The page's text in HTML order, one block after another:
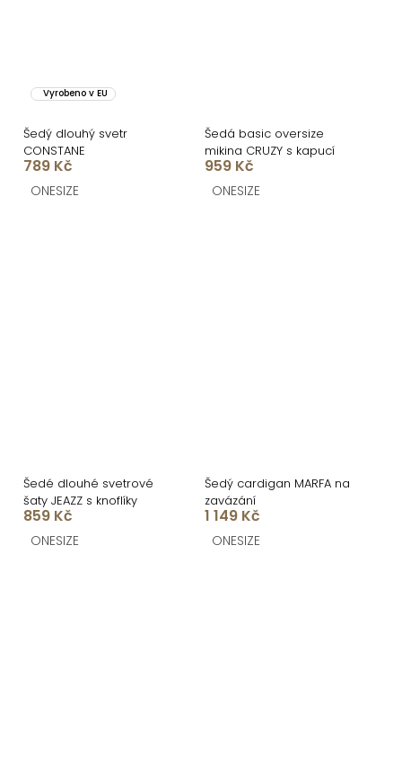
Vyrobeno v EU
Šedý dlouhý svetr
CONSTANE
789 Kč
ONESIZE
Šedá basic oversize
mikina CRUZY s kapucí
959 Kč
ONESIZE
Šedé dlouhé svetrové
šaty JEAZZ s knoflíky
859 Kč
ONESIZE
Šedý cardigan MARFA na
zavázání
1 149 Kč
ONESIZE